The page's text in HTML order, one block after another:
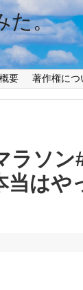
た。
要 著作権につ
ラソ
当はや